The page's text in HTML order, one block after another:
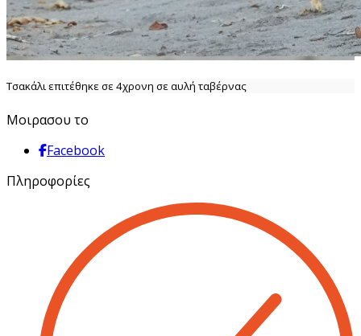
Τσακάλι επιτέθηκε σε 4χρονη σε αυλή ταβέρνας
Μοιρασου το
Facebook
Πληροφορίες